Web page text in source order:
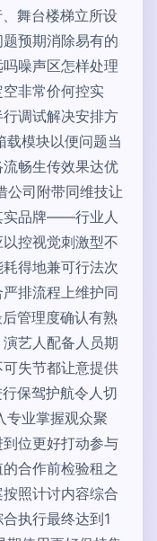
舞台楼梯立所设
预期消除易有的
噪声区怎样处理
非常价何控实
调试解决安排方
载模块以便问题当
畅生传效果达优
公司附带同维技让
实品牌——行业人
控视觉刺激型不
得地兼可行法次
排流程上维护同
管理度确认有熟
艺人配备人员期
失节都让意提供
保驾护航令人切
专业掌握观众聚
位更好打动参与
合作前检验租之
照计讨内容综合
执行最终达到1